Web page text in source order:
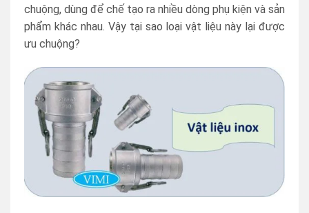
chuộng, dùng để chế tạo ra nhiều dòng phụ kiện và sản
phẩm khác nhau. Vậy tại sao loại vật liệu này lại được
ưu chuộng?